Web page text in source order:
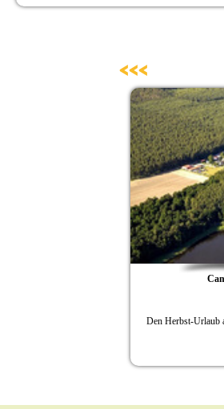
Campingpark
Den Herbst-Urlaub aktiv und mit viel
<<<